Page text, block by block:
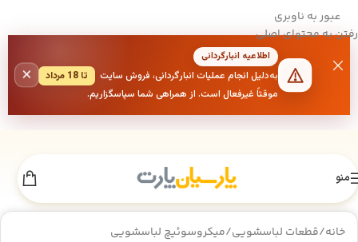
عبور به ناوبری
رفتن به محتوای اصلی
اطلاعیه انبارگردانی
به‌دلیل انجام عملیات انبارگردانی، فروش سایت
تا 18 مرداد
موقتاً غیرفعال است. از همراهی شما سپاسگزاریم.
×
منو
خانه/قطعات لباسشویی/میکروسوئیچ لباسشویی